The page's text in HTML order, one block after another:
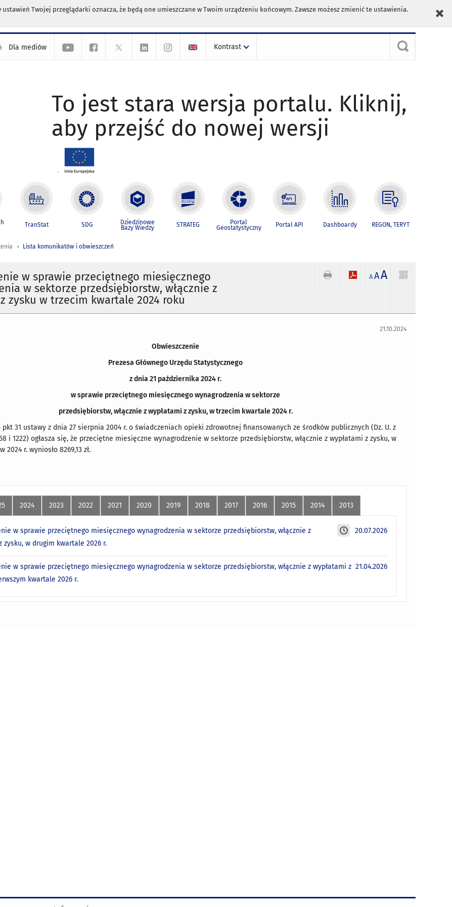
Twojej przeglądarki oznacza, że będą one umieszczane w Twoim urządzeniu końcowym. Zawsze możesz zmienić te ustawienia.
Dla mediów Kontrast
To jest stara wersja portalu. Kliknij,
aby przejść do nowej wersji
TranStat SDG Dziedzinowe
Bazy Wiedzy STRATEG Portal
Geostatystyczny Portal API Dashboardy REGON, TERYT
Lista komunikatów i obwieszczeń
w sprawie przeciętnego miesięcznego
w sektorze przedsiębiorstw, włącznie z
zysku w trzecim kwartale 2024 roku
A AA
21.10.2024
Obwieszczenie
Prezesa Głównego Urzędu Statystycznego
z dnia 21 października 2024 r.
w sprawie przeciętnego miesięcznego wynagrodzenia w sektorze
przedsiębiorstw, włącznie z wypłatami z zysku, w trzecim kwartale 2024 r.
pkt 31 ustawy z dnia 27 sierpnia 2004 r. o świadczeniach opieki zdrowotnej finansowanych ze środków publicznych (Dz. U. z
i 1222) ogłasza się, że przeciętne miesięczne wynagrodzenie w sektorze przedsiębiorstw, włącznie z wypłatami z zysku, w
r. wyniosło 8269,13 zł.
2024 2023 2022 2021 2020 2019 2018 2017 2016 2015 2014 2013
20.07.2026
w sprawie przeciętnego miesięcznego wynagrodzenia w sektorze przedsiębiorstw, włącznie z
zysku, w drugim kwartale 2026 r.
21.04.2026
w sprawie przeciętnego miesięcznego wynagrodzenia w sektorze przedsiębiorstw, włącznie z wypłatami z
kwartale 2026 r.